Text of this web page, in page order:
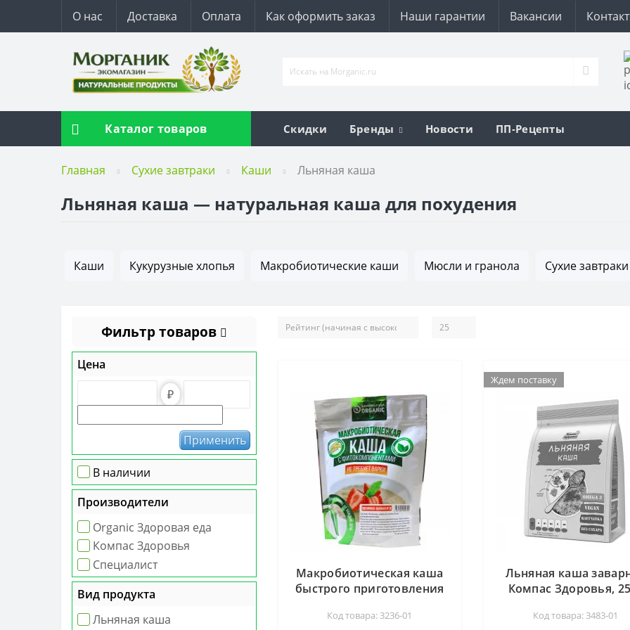
О нас Доставка Оплата Как оформить заказ Наши гарантии Вакансии
Каталог товаров Скидки Бренды Новости ПП-Рецепты
Главная Сухие завтраки Каши Льняная каша
Льняная каша — натуральная каша для похудения
Каши Кукурузные хлопья Макробиотические каши Мюсли и гранола Сухие завтраки
Фильтр товаров
Цена
₽
Применить
В наличии
Производители
Organic Здоровая еда
Компас Здоровья
Специалист
Вид продукта
Льняная каша
Макробиотическая каша
быстрого приготовления
Organic, 200 гр
Код товара: 3236-01
Ждем поставку
Ждем поставку
Льняная каша
Компас Здоровья,
Код товара: 3483-01